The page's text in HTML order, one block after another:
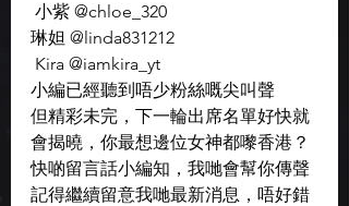
小紫 @chloe_320
琳妲 @linda831212
Kira @iamkira_yt
小編已經聽到唔少粉絲嘅尖叫聲
但精彩未完，下一輪出席名單好快就
會揭曉，你最想邊位女神都嚟香港？
快啲留言話小編知，我哋會幫你傳聲
記得繼續留意我哋最新消息，唔好錯